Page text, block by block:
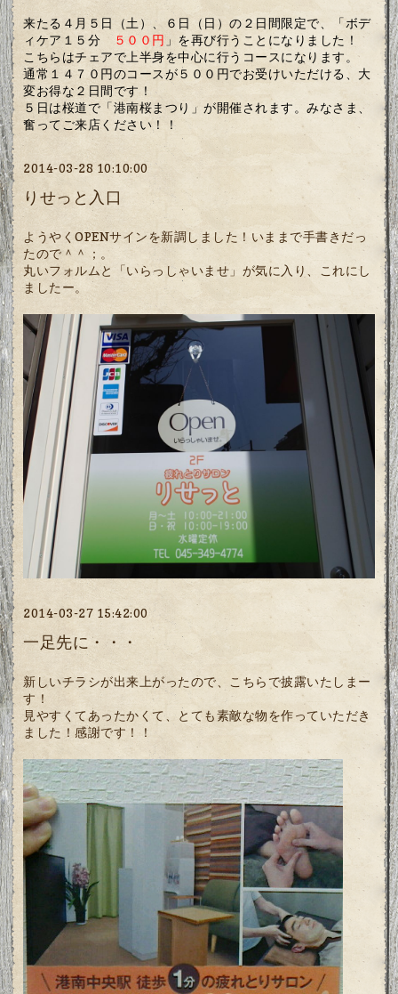
来たる４月５日（土）、６日（日）の２日間限定で、「ボデ
ィケア１５分 ５００円 」を再び行うことになりました！
こちらはチェアで上半身を中心に行うコースになります。
通常１４７０円のコースが５００円でお受けいただける、大
変お得な２日間です！
５日は桜道で「港南桜まつり」が開催されます。みなさま、
奮ってご来店ください！！
2014-03-28 10:10:00
りせっと入口
ようやくOPENサインを新調しました！いままで手書きだっ
たので＾＾；。
丸いフォルムと「いらっしゃいませ」が気に入り、これにし
ましたー。
2014-03-27 15:42:00
一足先に・・・
新しいチラシが出来上がったので、こちらで披露いたしまー
す！
見やすくてあったかくて、とても素敵な物を作っていただき
ました！感謝です！！